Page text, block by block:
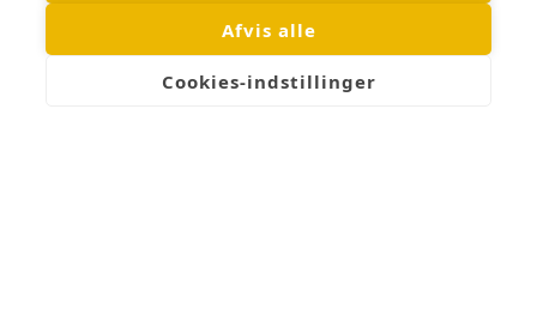
Afvis alle
Cookies-indstillinger
Om os
Dansk webshop med fokus på kvalitet og tilgængelighed.